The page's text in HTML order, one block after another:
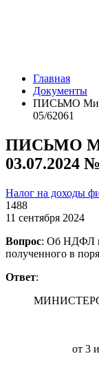
Главная
Документы
ПИСЬМО
05/62061
ПИСЬМО
03.07.2024
Налог на доходы
1488
11 сентября 2024
Вопрос: Об НДФЛ
полученного в
Ответ:
от 3